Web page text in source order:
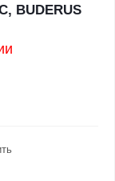
BUDERUS